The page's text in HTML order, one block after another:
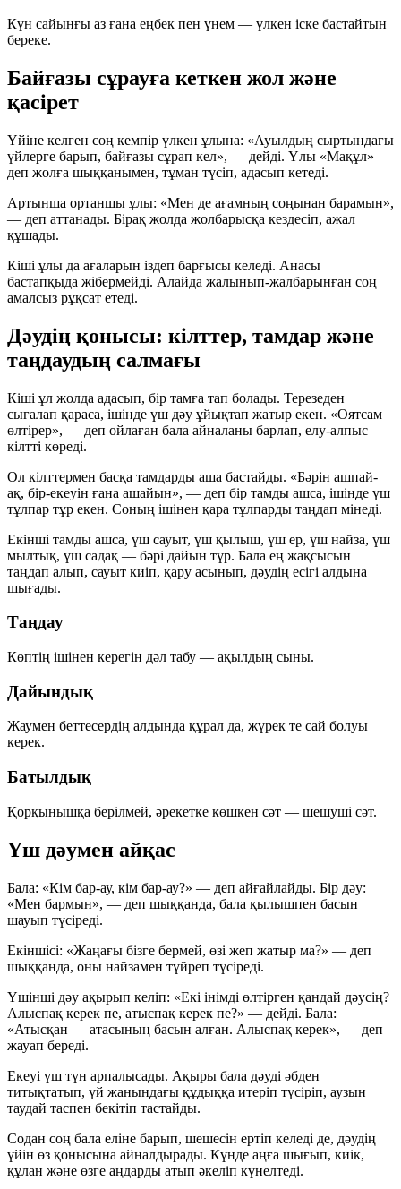
Күн сайынғы аз ғана еңбек пен үнем — үлкен іске бастайтын
береке.
Байғазы сұрауға кеткен жол және
қасірет
Үйіне келген соң кемпір үлкен ұлына: «Ауылдың сыртындағы
үйлерге барып, байғазы сұрап кел», — дейді. Ұлы «Мақұл»
деп жолға шыққанымен, тұман түсіп, адасып кетеді.
Артынша ортаншы ұлы: «Мен де ағамның соңынан барамын»,
— деп аттанады. Бірақ жолда жолбарысқа кездесіп, ажал
құшады.
Кіші ұлы да ағаларын іздеп барғысы келеді. Анасы
бастапқыда жібермейді. Алайда жалынып-жалбарынған соң
амалсыз рұқсат етеді.
Дәудің қонысы: кілттер, тамдар және
таңдаудың салмағы
Кіші ұл жолда адасып, бір тамға тап болады. Терезеден
сығалап қараса, ішінде үш дәу ұйықтап жатыр екен. «Оятсам
өлтірер», — деп ойлаған бала айналаны барлап, елу-алпыс
кілтті көреді.
Ол кілттермен басқа тамдарды аша бастайды. «Бәрін ашпай-
ақ, бір-екеуін ғана ашайын», — деп бір тамды ашса, ішінде үш
тұлпар тұр екен. Соның ішінен қара тұлпарды таңдап мінеді.
Екінші тамды ашса, үш сауыт, үш қылыш, үш ер, үш найза, үш
мылтық, үш садақ — бәрі дайын тұр. Бала ең жақсысын
таңдап алып, сауыт киіп, қару асынып, дәудің есігі алдына
шығады.
Таңдау
Көптің ішінен керегін дәл табу — ақылдың сыны.
Дайындық
Жаумен беттесердің алдында құрал да, жүрек те сай болуы
керек.
Батылдық
Қорқынышқа берілмей, әрекетке көшкен сәт — шешуші сәт.
Үш дәумен айқас
Бала: «Кім бар-ау, кім бар-ау?» — деп айғайлайды. Бір дәу:
«Мен бармын», — деп шыққанда, бала қылышпен басын
шауып түсіреді.
Екіншісі: «Жаңағы бізге бермей, өзі жеп жатыр ма?» — деп
шыққанда, оны найзамен түйреп түсіреді.
Үшінші дәу ақырып келіп: «Екі інімді өлтірген қандай дәусің?
Алыспақ керек пе, атыспақ керек пе?» — дейді. Бала:
«Атысқан — атасының басын алған. Алыспақ керек», — деп
жауап береді.
Екеуі үш түн арпалысады. Ақыры бала дәуді әбден
титықтатып, үй жанындағы құдыққа итеріп түсіріп, аузын
таудай таспен бекітіп тастайды.
Содан соң бала еліне барып, шешесін ертіп келеді де, дәудің
үйін өз қонысына айналдырады. Күнде аңға шығып, киік,
құлан және өзге аңдарды атып әкеліп күнелтеді.